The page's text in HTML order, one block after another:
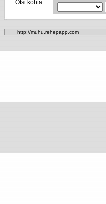
Otsi kohta:
http://muhu.rehepapp.com